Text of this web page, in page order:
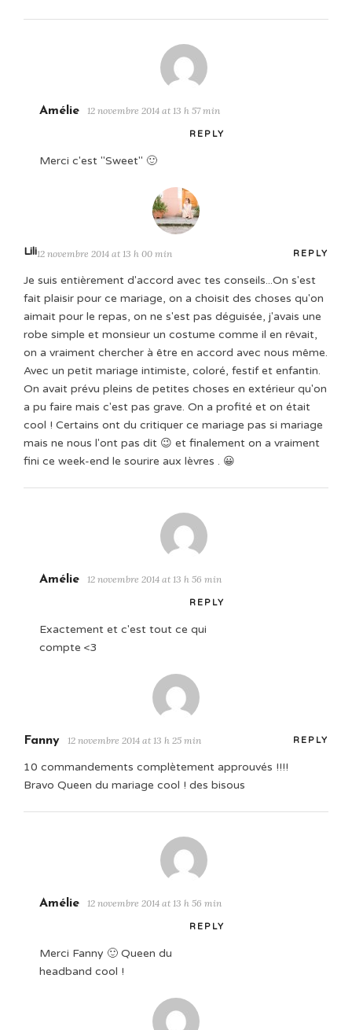
Amélie 12 novembre 2014 at 13 h 57 min
REPLY
Merci c'est "Sweet" 🙂
Lili12 novembre 2014 at 13 h 00 min REPLY
Je suis entièrement d'accord avec tes conseils...On s'est
fait plaisir pour ce mariage, on a choisit des choses qu'on
aimait pour le repas, on ne s'est pas déguisée, j'avais une
robe simple et monsieur un costume comme il en rêvait,
on a vraiment chercher à être en accord avec nous même.
Avec un petit mariage intimiste, coloré, festif et enfantin.
On avait prévu pleins de petites choses en extérieur qu'on
a pu faire mais c'est pas grave. On a profité et on était
cool ! Certains ont du critiquer ce mariage pas si mariage
mais ne nous l'ont pas dit 😉 et finalement on a vraiment
fini ce week-end le sourire aux lèvres . 😀
Amélie 12 novembre 2014 at 13 h 56 min
REPLY
Exactement et c'est tout ce qui
compte <3
Fanny 12 novembre 2014 at 13 h 25 min REPLY
10 commandements complètement approuvés !!!!
Bravo Queen du mariage cool ! des bisous
Amélie 12 novembre 2014 at 13 h 56 min
REPLY
Merci Fanny 🙂 Queen du
headband cool !